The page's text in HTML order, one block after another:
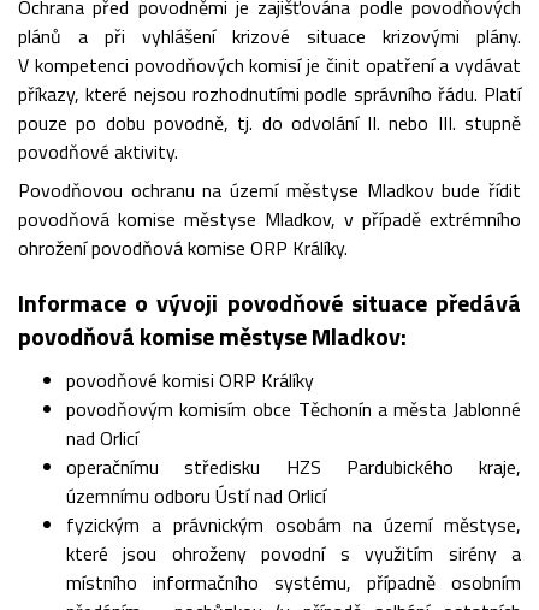
Ochrana před povodněmi je zajišťována podle povodňových
plánů a při vyhlášení krizové situace krizovými plány.
V kompetenci povodňových komisí je činit opatření a vydávat
příkazy, které nejsou rozhodnutími podle správního řádu. Platí
pouze po dobu povodně, tj. do odvolání II. nebo III. stupně
povodňové aktivity.
Povodňovou ochranu na území městyse Mladkov bude řídit
povodňová komise městyse Mladkov, v případě extrémního
ohrožení povodňová komise ORP Králíky.
Informace o vývoji povodňové situace předává
povodňová komise městyse Mladkov:
povodňové komisi ORP Králíky
povodňovým komisím obce Těchonín a města Jablonné
nad Orlicí
operačnímu středisku HZS Pardubického kraje,
územnímu odboru Ústí nad Orlicí
fyzickým a právnickým osobám na území městyse,
které jsou ohroženy povodní s využitím sirény a
místního informačního systému, případně osobním